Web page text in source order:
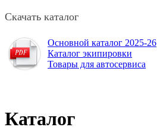
Скачать каталог
Основной каталог 2025-26
Каталог экипировки
Товары для автосервиса
Каталог